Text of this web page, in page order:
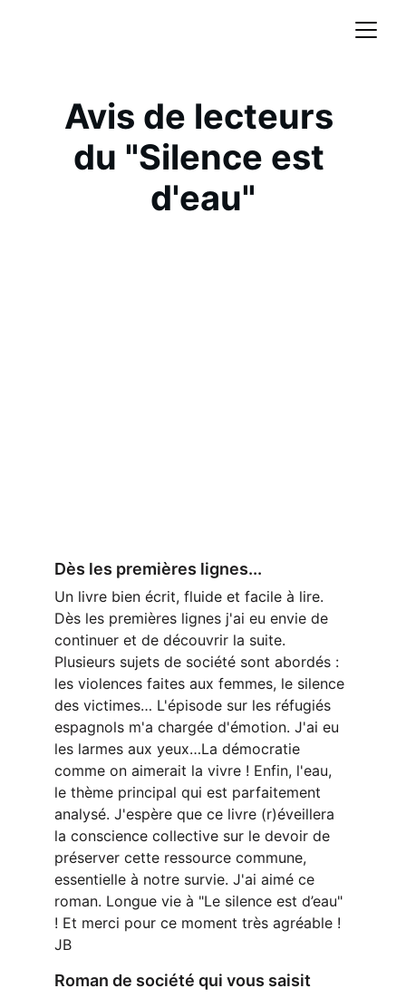
Avis de lecteurs
du "Silence est
d'eau"
Dès les premières lignes...
Un livre bien écrit, fluide et facile à lire.
Dès les premières lignes j'ai eu envie de
continuer et de découvrir la suite.
Plusieurs sujets de société sont abordés :
les violences faites aux femmes, le silence
des victimes… L'épisode sur les réfugiés
espagnols m'a chargée d'émotion. J'ai eu
les larmes aux yeux…La démocratie
comme on aimerait la vivre ! Enfin, l'eau,
le thème principal qui est parfaitement
analysé. J'espère que ce livre (r)éveillera
la conscience collective sur le devoir de
préserver cette ressource commune,
essentielle à notre survie. J'ai aimé ce
roman. Longue vie à "Le silence est d’eau"
! Et merci pour ce moment très agréable !
JB
Roman de société qui vous saisit